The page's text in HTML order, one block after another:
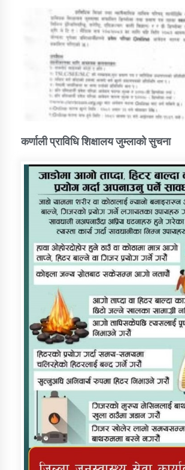
कर्णाली प्राविधि शिक्षालय जुम्लाको सुचना